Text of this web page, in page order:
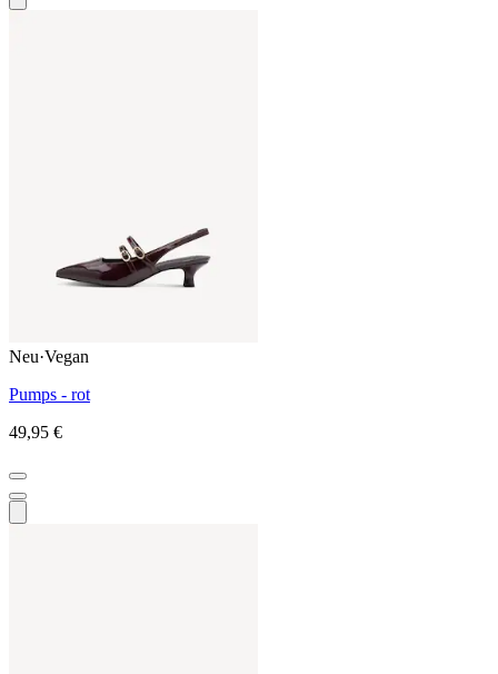
Neu·Vegan
Pumps - rot
49,95 €